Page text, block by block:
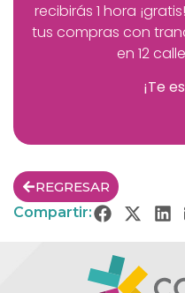
recibirás 1 hora
tus compras con
en 12
¡Te
REGRESAR
Compartir: